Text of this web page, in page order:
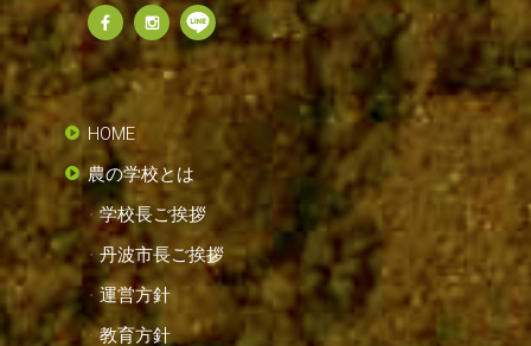
HOME
農の学校とは
学校長ご挨拶
丹波市長ご挨拶
運営方針
教育方針